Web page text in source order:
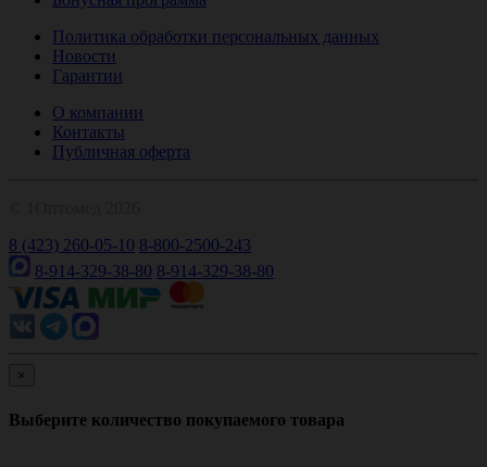
Политика обработки персональных данных
Новости
Гарантии
О компании
Контакты
Публичная оферта
8 (423) 260-05-10 8-800-2500-243
8-914-329-38-80 8-914-329-38-80
×
Выберите количество покупаемого товара